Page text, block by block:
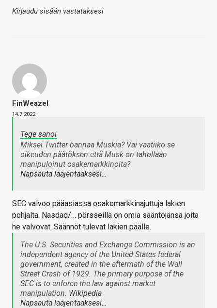
Kirjaudu sisään vastataksesi
FinWeazel
14.7.2022
Tege sanoi
Miksei Twitter bannaa Muskia? Vai vaatiiko se
oikeuden päätöksen että Musk on tahollaan
manipuloinut osakemarkkinoita?
Napsauta laajentaaksesi…
SEC valvoo pääasiassa osakemarkkinajuttuja lakien
pohjalta. Nasdaq/… pörsseillä on omia sääntöjänsä joita
he valvovat. Säännöt tulevat lakien päälle.
The U.S. Securities and Exchange Commission is an
independent agency of the United States federal
government, created in the aftermath of the Wall
Street Crash of 1929. The primary purpose of the
SEC is to enforce the law against market
manipulation. Wikipedia
Napsauta laajentaaksesi…